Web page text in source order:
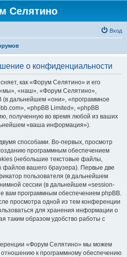
Селятино
Вход
о конфиденциальности
как «Форум Селятино» и его
«наш», «Форум Селятино»,
(в дальнейшем «они», «программное
«phpBB Limited», «phpBB
полученную во время любой из ваших
«ваша информация»).
способами. Во-первых, просмотр
программным обеспечением
(небольшие текстовые файлы,
файлов вашего браузера). Первые две
пользователя (в дальнейшем
сессии (в дальнейшем «session-
вам программным обеспечением phpBB.
просмотра одной из тем конференции
для хранения информации о
таким образом удобство работы с
«Форум Селятино» мы можем
к программному обеспечению